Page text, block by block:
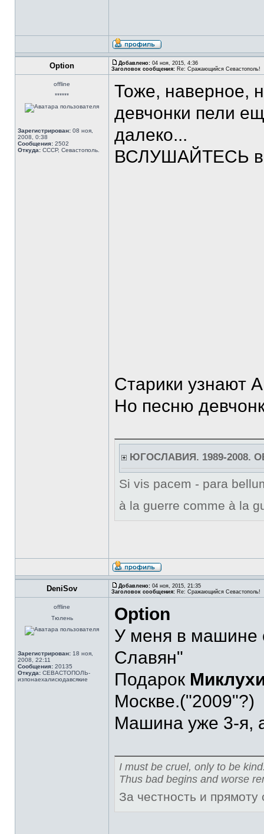
Option Добавлено: 04 ноя, 2015, 4:36
Заголовок сообщения: Re: Сражающийся Севастополь!
offline
******
Зарегистрирован: 08 ноя,
2008, 0:38
Сообщения: 2502
Откуда: СССР, Севастополь.
Тоже, наверное,
девчонки пели
далеко...
ВСЛУШАЙТЕСЬ в
Старики узнают
Но песню
ЮГОСЛАВИЯ. 1989-2008.
Si vis pacem - para
à la guerre comme à la
DeniSov Добавлено: 04 ноя, 2015, 21:35
Заголовок сообщения: Re: Сражающийся Севастополь!
offline
Тюлень
Зарегистрирован: 18 ноя,
2008, 22:11
Сообщения: 20135
Откуда: СЕВАСТОПОЛЬ-
изпонаехалисюдавсякие
Option
У меня в машине
Славян"
Подарок
Москве.("2009"?)
Машина уже 3-я,
I must be cruel, only to be
Thus bad begins and worse
За честность и